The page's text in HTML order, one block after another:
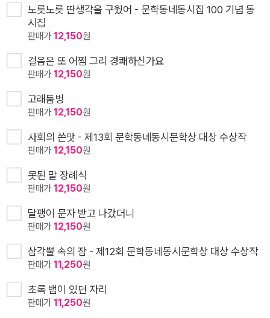
노릇노릇 딴생각을 구웠어 - 문학동네동시집 100 기념 동
시집
판매가12,150원
걸음은 또 어쩜 그리 경쾌하신가요
판매가12,150원
고래둠벙
판매가12,150원
사회의 쓴맛 - 제13회 문학동네동시문학상 대상 수상작
판매가12,150원
못된 말 장례식
판매가12,150원
달팽이 문자 받고 나갔더니
판매가12,150원
삼각뿔 속의 잠 - 제12회 문학동네동시문학상 대상 수상작
판매가11,250원
초록 뱀이 있던 자리
판매가11,250원